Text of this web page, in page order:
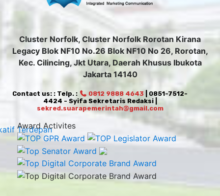
Cluster Norfolk, Cluster Norfolk Rorotan Kirana
Legacy Blok NF10 No.26 Blok NF10 No 26, Rorotan,
Kec. Cilincing, Jkt Utara, Daerah Khusus Ibukota
Jakarta 14140
Contact us: : Telp. : 0812 9888 4643 | 0851-7512-
4424 - Syifa Sekretaris Redaksi |
sekred.suarapemerintah@gmail.com
Award Activites